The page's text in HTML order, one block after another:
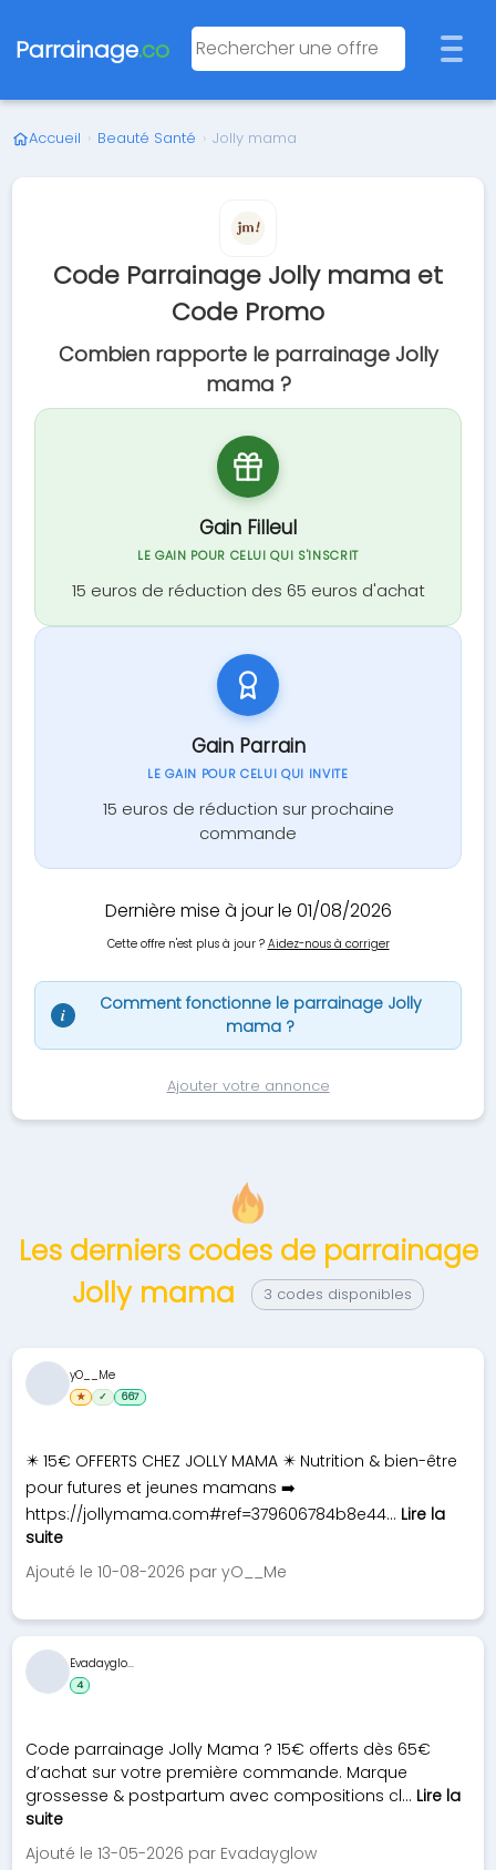
Parrainage.co
Accueil › Beauté Santé › Jolly mama
Code Parrainage Jolly mama et
Code Promo
Combien rapporte le parrainage Jolly
mama ?
Gain Filleul
LE GAIN POUR CELUI QUI S'INSCRIT
15 euros de réduction des 65 euros d'achat
Gain Parrain
LE GAIN POUR CELUI QUI INVITE
15 euros de réduction sur prochaine
commande
Dernière mise à jour le 01/08/2026
Cette offre n'est plus à jour ? Aidez-nous à corriger
i
Comment fonctionne le parrainage Jolly
mama ?
Ajouter votre annonce
Les derniers codes de parrainage
Jolly mama
3 codes disponibles
✴️ 15€ OFFERTS CHEZ JOLLY MAMA ✴️ Nutrition & bien-être
pour futures et jeunes mamans ➡️
https://jollymama.com#ref=379606784b8e44... Lire la
suite
Ajouté le 10-08-2026 par yO__Me
yO__Me
★ ✓ 667
Code parrainage Jolly Mama ? 15€ offerts dès 65€
d’achat sur votre première commande. Marque
grossesse & postpartum avec compositions cl... Lire la
suite
Ajouté le 13-05-2026 par Evadayglow
Evadayglo...
4